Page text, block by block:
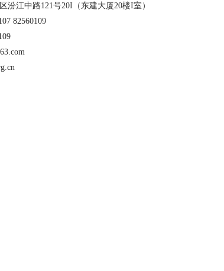
省级节能降耗专项资金储备项目征...
政厅 国家税务总局广东省税务局关于...
示范区（生态工业园区）创建工作...
织开展2026年度工业节能监察工作...
东省工业和信息化厅关于开展2026...
汾江中路121号20I（东建大厦20楼I室）
82560109